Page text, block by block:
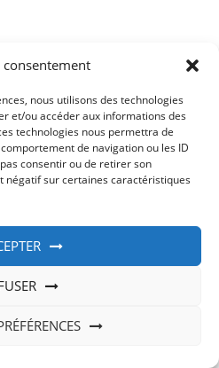
consentement
nous utilisons des technologies
et/ou accéder aux informations des
technologies nous permettra de
de navigation ou les ID
consentir ou de retirer son
négatif sur certaines caractéristiques
appliance All rights reserved.